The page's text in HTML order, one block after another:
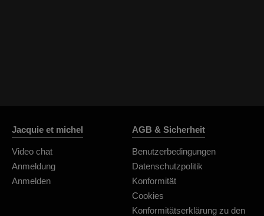
Jacquie et michel
Video chat
Anmeldung
Anmelden
AGB & Sicherheit
Benutzerbedingungen
Datenschutzpolitik
Konformität
Cookies
Konformitätserklärung zu den